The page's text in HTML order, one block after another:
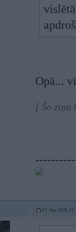
Opā...
[ Šo ziņu
07. Sep 2009,